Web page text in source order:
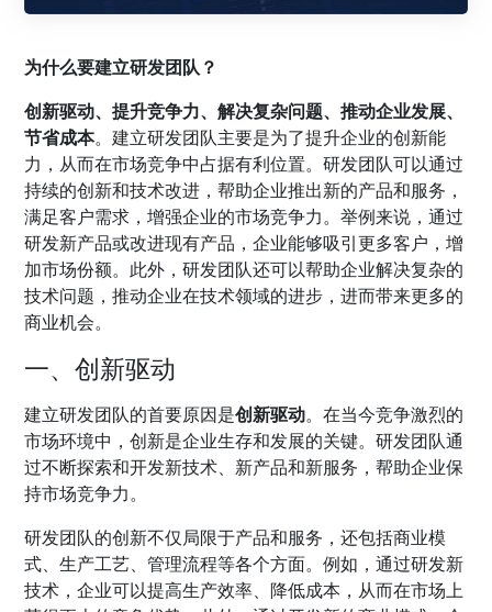
为什么要建立研发团队？
创新驱动、提升竞争力、解决复杂问题、推动企业发展、
节省成本。建立研发团队主要是为了提升企业的创新能
力，从而在市场竞争中占据有利位置。研发团队可以通过
持续的创新和技术改进，帮助企业推出新的产品和服务，
满足客户需求，增强企业的市场竞争力。举例来说，通过
研发新产品或改进现有产品，企业能够吸引更多客户，增
加市场份额。此外，研发团队还可以帮助企业解决复杂的
技术问题，推动企业在技术领域的进步，进而带来更多的
商业机会。
一、创新驱动
建立研发团队的首要原因是创新驱动。在当今竞争激烈的
市场环境中，创新是企业生存和发展的关键。研发团队通
过不断探索和开发新技术、新产品和新服务，帮助企业保
持市场竞争力。
研发团队的创新不仅局限于产品和服务，还包括商业模
式、生产工艺、管理流程等各个方面。例如，通过研发新
技术，企业可以提高生产效率、降低成本，从而在市场上